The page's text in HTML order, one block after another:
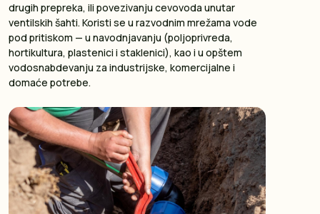
drugih prepreka, ili povezivanju cevovoda unutar
ventilskih šahti. Koristi se u razvodnim mrežama vode
pod pritiskom — u navodnjavanju (poljoprivreda,
hortikultura, plastenici i staklenici), kao i u opštem
vodosnabdevanju za industrijske, komercijalne i
domaće potrebe.